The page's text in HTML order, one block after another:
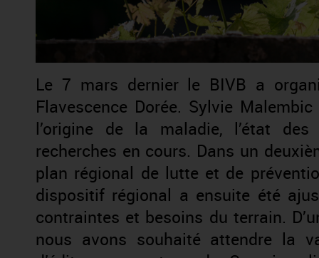
Le 7 mars dernier le BIVB a
Flavescence Dorée. Sylvie
l’origine de la maladie, l’état
recherches en cours. Dans un
plan régional de lutte et de
dispositif régional a ensuite été
contraintes et besoins du terrain.
nous avons souhaité attendre la